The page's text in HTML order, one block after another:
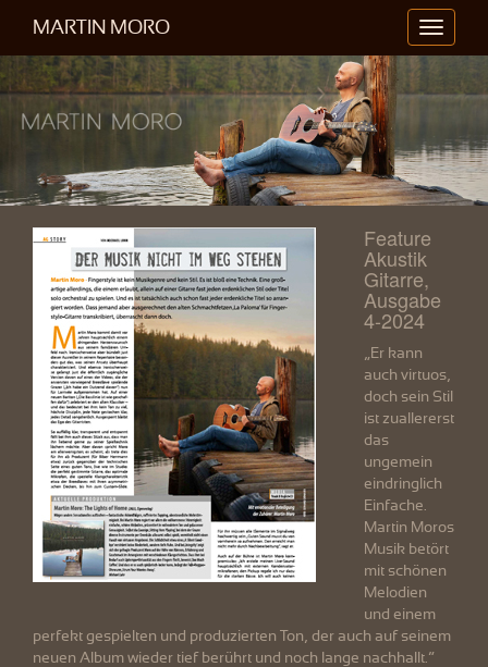
Toggle
MARTIN MORO
Feature
Akustik
Gitarre,
Ausgabe
4-2024
„Er kann
auch virtuos,
doch sein Stil
ist zuallererst
das
ungemein
eindringlich
Einfache.
Martin Moros
Musik betört
mit schönen
Melodien
und einem
perfekt gespielten und produzierten Ton, der auch auf seinem
neuen Album wieder tief berührt und noch lange nachhallt.“